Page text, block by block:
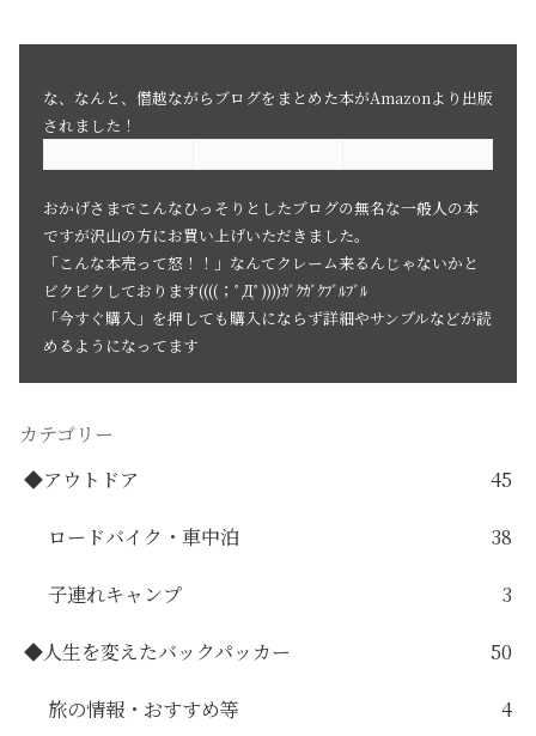
な、なんと、僭越ながらブログをまとめた本がAmazonより出版
されました！
おかげさまでこんなひっそりとしたブログの無名な一般人の本
ですが沢山の方にお買い上げいただきました。
「こんな本売って怒！！」なんてクレーム来るんじゃないかと
ビクビクしております((((；ﾟДﾟ))))ｶﾞｸｶﾞｸﾌﾞﾙﾌﾞﾙ
「今すぐ購入」を押しても購入にならず詳細やサンプルなどが読
めるようになってます
カテゴリー
◆アウトドア
45
ロードバイク・車中泊 38
子連れキャンプ 3
◆人生を変えたバックパッカー 50
旅の情報・おすすめ等 4